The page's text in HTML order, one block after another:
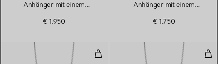
Anhänger mit einem
€ 1.950
Anhänger mit einem
€ 1.750
Diamonds by the Yard®